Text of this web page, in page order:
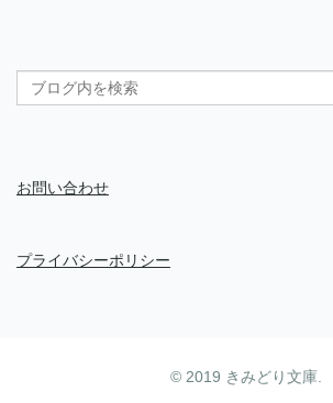
お問い合わせ
プライバシーポリシー
© 2019 きみどり文庫